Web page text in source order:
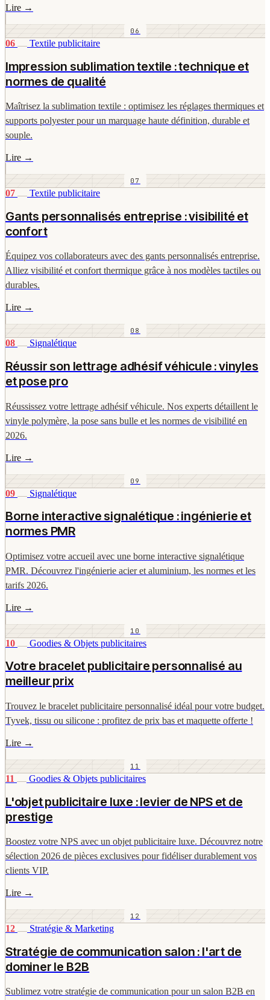
Lire →
06
06 Textile publicitaire
Impression sublimation textile : technique et
normes de qualité
Maîtrisez la sublimation textile : optimisez les réglages thermiques et
supports polyester pour un marquage haute définition, durable et
souple.
Lire →
07
07 Textile publicitaire
Gants personnalisés entreprise : visibilité et
confort
Équipez vos collaborateurs avec des gants personnalisés entreprise.
Alliez visibilité et confort thermique grâce à nos modèles tactiles ou
durables.
Lire →
08
08 Signalétique
Réussir son lettrage adhésif véhicule : vinyles
et pose pro
Réussissez votre lettrage adhésif véhicule. Nos experts détaillent le
vinyle polymère, la pose sans bulle et les normes de visibilité en
2026.
Lire →
09
09 Signalétique
Borne interactive signalétique : ingénierie et
normes PMR
Optimisez votre accueil avec une borne interactive signalétique
PMR. Découvrez l'ingénierie acier et aluminium, les normes et les
tarifs 2026.
Lire →
10
10 Goodies & Objets publicitaires
Votre bracelet publicitaire personnalisé au
meilleur prix
Trouvez le bracelet publicitaire personnalisé idéal pour votre budget.
Tyvek, tissu ou silicone : profitez de prix bas et maquette offerte !
Lire →
11
11 Goodies & Objets publicitaires
L'objet publicitaire luxe : levier de NPS et de
prestige
Boostez votre NPS avec un objet publicitaire luxe. Découvrez notre
sélection 2026 de pièces exclusives pour fidéliser durablement vos
clients VIP.
Lire →
12
12 Stratégie & Marketing
Stratégie de communication salon : l'art de
dominer le B2B
Sublimez votre stratégie de communication pour un salon B2B en